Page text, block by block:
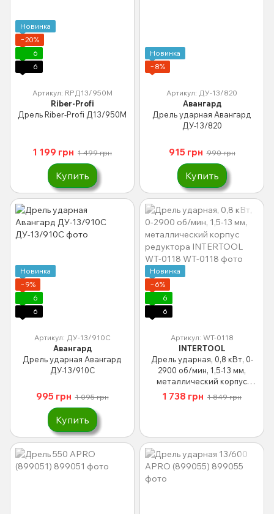
Новинка
−20%
6
6
Артикул: RPД13/950М
Riber-Profi
Дрель Riber-Profi Д13/950М
1 199 грн 1 499 грн
Купить
Новинка
−8%
Артикул: ДУ-13/820
Авангард
Дрель ударная Авангард
ДУ-13/820
915 грн 990 грн
Купить
Новинка
−9%
6
6
Артикул: ДУ-13/910С
Авангард
Дрель ударная Авангард
ДУ-13/910С
995 грн 1 095 грн
Купить
Новинка
−6%
6
6
Артикул: WT-0118
INTERTOOL
Дрель ударная, 0,8 кВт, 0-
2900 об/мин, 1,5-13 мм,
металлический корпус
редуктора INTERTOOL WT-
0118
1 738 грн 1 849 грн